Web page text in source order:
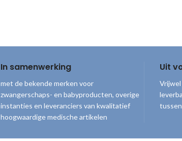
In samenwerking
met de bekende merken voor
zwangerschaps- en babyproducten, overige
instanties en leveranciers van kwalitatief
hoogwaardige medische artikelen
Uit